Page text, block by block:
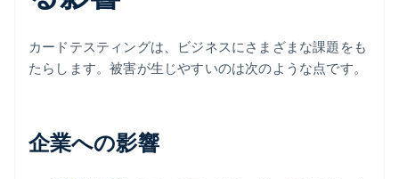
カードテスティングは、ビジネスにさまざまな課題をも
たらします。被害が生じやすいのは次のような点です。
企業への影響